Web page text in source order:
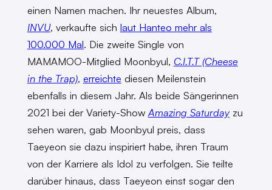
einen Namen machen. Ihr neuestes Album,
INVU, verkaufte sich laut Hanteo mehr als
100.000 Mal. Die zweite Single von
MAMAMOO-Mitglied Moonbyul, C.I.T.T (Cheese
in the Trap), erreichte diesen Meilenstein
ebenfalls in diesem Jahr. Als beide Sängerinnen
2021 bei der Variety-Show Amazing Saturdayzu
sehen waren, gab Moonbyul preis, dass
Taeyeon sie dazu inspiriert habe, ihren Traum
von der Karriere als Idol zu verfolgen. Sie teilte
darüber hinaus, dass Taeyeon einst sogar den